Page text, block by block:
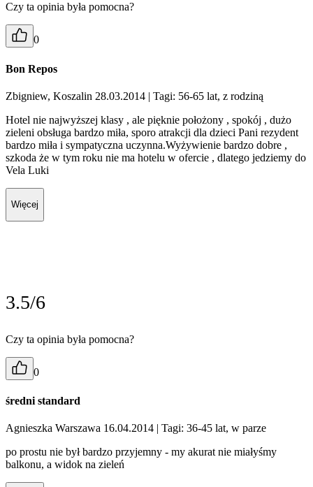
Czy ta opinia była pomocna?
0
Bon Repos
Zbigniew, Koszalin 28.03.2014 | Tagi: 56-65 lat, z rodziną
Hotel nie najwyższej klasy , ale pięknie położony , spokój , dużo
zieleni obsługa bardzo miła, sporo atrakcji dla dzieci Pani rezydent
bardzo miła i sympatyczna uczynna.Wyżywienie bardzo dobre ,
szkoda że w tym roku nie ma hotelu w ofercie , dlatego jedziemy do
Vela Luki
Więcej
3.5/6
Czy ta opinia była pomocna?
0
średni standard
Agnieszka Warszawa 16.04.2014 | Tagi: 36-45 lat, w parze
po prostu nie był bardzo przyjemny - my akurat nie miałyśmy
balkonu, a widok na zieleń